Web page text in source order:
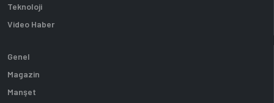
Teknoloji
Video Haber
Genel
Magazin
Manşet